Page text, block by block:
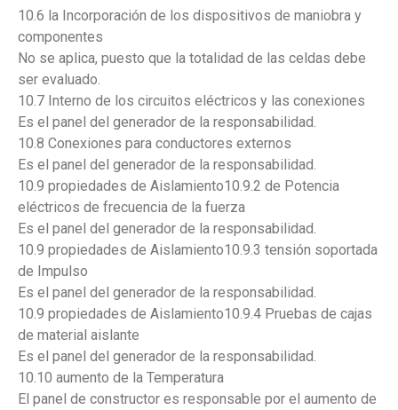
10.6 la Incorporación de los dispositivos de maniobra y
componentes
No se aplica, puesto que la totalidad de las celdas debe
ser evaluado.
10.7 Interno de los circuitos eléctricos y las conexiones
Es el panel del generador de la responsabilidad.
10.8 Conexiones para conductores externos
Es el panel del generador de la responsabilidad.
10.9 propiedades de Aislamiento10.9.2 de Potencia
eléctricos de frecuencia de la fuerza
Es el panel del generador de la responsabilidad.
10.9 propiedades de Aislamiento10.9.3 tensión soportada
de Impulso
Es el panel del generador de la responsabilidad.
10.9 propiedades de Aislamiento10.9.4 Pruebas de cajas
de material aislante
Es el panel del generador de la responsabilidad.
10.10 aumento de la Temperatura
El panel de constructor es responsable por el aumento de